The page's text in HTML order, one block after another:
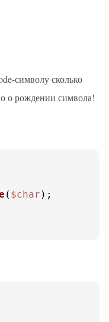
символу сколько
о рождении символа!
( $char